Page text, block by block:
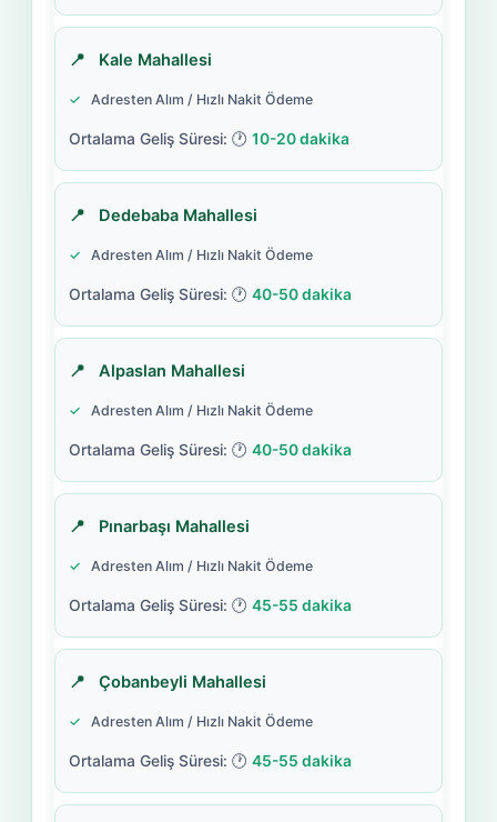
Kale Mahallesi
Adresten Alım / Hızlı Nakit Ödeme
10-20 dakika
Dedebaba Mahallesi
Adresten Alım / Hızlı Nakit Ödeme
40-50 dakika
Alpaslan Mahallesi
Adresten Alım / Hızlı Nakit Ödeme
40-50 dakika
Pınarbaşı Mahallesi
Adresten Alım / Hızlı Nakit Ödeme
45-55 dakika
Çobanbeyli Mahallesi
Adresten Alım / Hızlı Nakit Ödeme
45-55 dakika